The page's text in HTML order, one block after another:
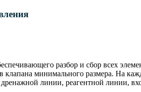
разбор и сбор всех
клапана минимального размера. На
линии, реагентной линии,